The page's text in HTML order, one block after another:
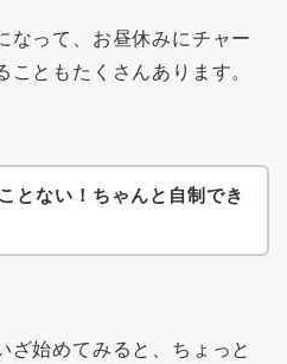
なって、お昼休みにチャー
こともたくさんあります。
とない！ちゃんと自制でき
ざ始めてみると、ちょっと